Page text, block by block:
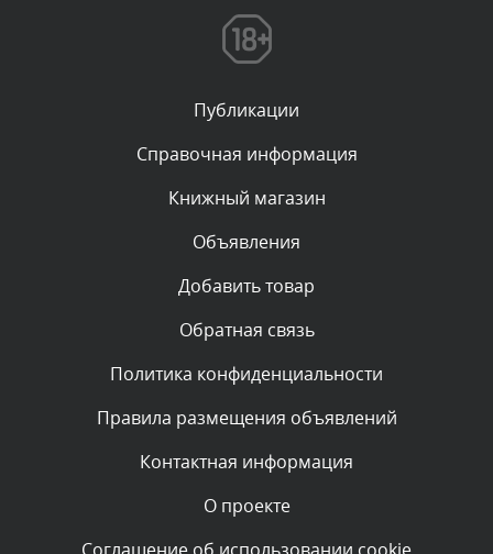
Текст комментария будет виден после проверки
Комментарий проверяется
Текст комментария будет виден после проверки
администратором.
Комментарий проверяется
Текст комментария будет виден после проверки
администратором.
Комментарий проверяется
администратором.
Комментарий проверяется
Публикации
Справочная информация
Книжный магазин
Объявления
Добавить товар
Обратная связь
Политика конфиденциальности
Правила размещения объявлений
Контактная информация
О проекте